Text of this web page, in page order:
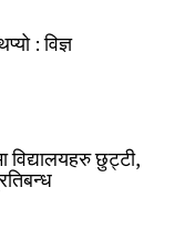
: विज्ञ
विद्यालयहरु छुट्टी,